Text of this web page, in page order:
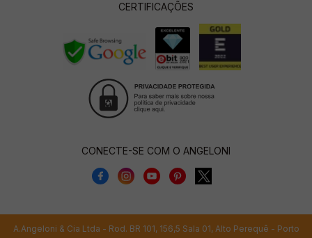
CERTIFICAÇÕES
CONECTE-SE COM O ANGELONI
A.Angeloni & Cia Ltda - Rod. BR 101, 156,5 Sala 01, Alto Perequê - Porto